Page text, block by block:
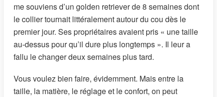
me souviens d’un golden retriever de 8 semaines dont
le collier tournait littéralement autour du cou dès le
premier jour. Ses propriétaires avaient pris « une taille
au-dessus pour qu’il dure plus longtemps ». Il leur a
fallu le changer deux semaines plus tard.
Vous voulez bien faire, évidemment. Mais entre la
taille, la matière, le réglage et le confort, on peut